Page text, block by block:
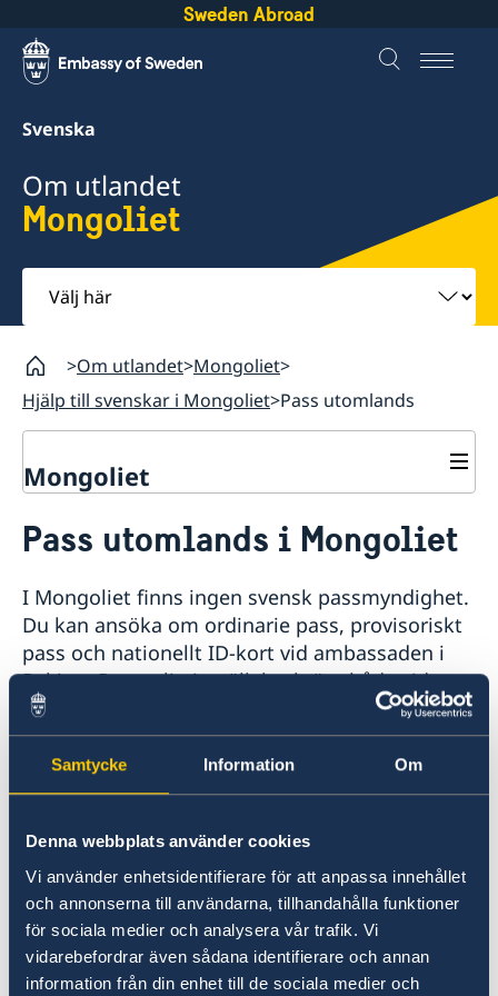
Samtycke Information Om
Denna webbplats använder cookies
Vi använder enhetsidentifierare för att anpassa innehållet
och annonserna till användarna, tillhandahålla funktioner
för sociala medier och analysera vår trafik. Vi
vidarebefordrar även sådana identifierare och annan
information från din enhet till de sociala medier och
Sweden Abroad
Svenska
Om utlandet
Mongoliet
Välj
här
Om utlandet Mongoliet
Hjälp till svenskar i Mongoliet Pass utomlands
Mongoliet
Hjälp till svenskar i Mongoliet
Pass utomlands
Legaliseringar
Hjälp kring medborgarskap
Akut hjälp
Reseinformation
Aktuella händelser
Allmänna säkerhetsläget
Naturförhållanden och katastrofer
In- och utresebestämmelser
Hälso- och sjukvård
Lokala lagar och sedvänjor
Trafiksäkerhet
Kriminalitet och personlig säkerhet
Lagen om konsulära katastrofinsatser
UD och ambassadernas krisberedskap
Övriga upplysningar
Pass utomlands i Mongoliet
I Mongoliet finns ingen svensk passmyndighet.
Du kan ansöka om ordinarie pass, provisoriskt
pass och nationellt ID-kort vid ambassaden i
Peking. Personlig inställelse krävs både vid
ansökan och utlämning av pass och ID-kort.
Du kan läsa mer om passansökan på
ambassaden i Peking här.
Pass utomlands
Här finns grundläggande information som
gäller för alla länder. I vissa länder gäller